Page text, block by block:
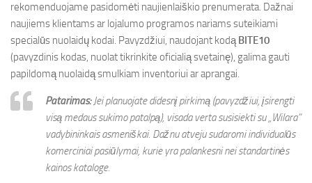
rekomenduojame pasidomėti naujienlaiškio prenumerata. Dažnai
naujiems klientams ar lojalumo programos nariams suteikiami
specialūs nuolaidų kodai. Pavyzdžiui, naudojant kodąBITE10
(pavyzdinis kodas, nuolat tikrinkite oficialią svetainę), galima gauti
papildomą nuolaidą smulkiam inventoriui ar aprangai.
Patarimas:Jei planuojate didesnį pirkimą (pavyzdžiui, įsirengti
visą medaus sukimo patalpą), visada verta susisiekti su „Wilara“
vadybininkais asmeniškai. Dažnu atveju sudaromi individualūs
komerciniai pasiūlymai, kurie yra palankesni nei standartinės
kainos kataloge.